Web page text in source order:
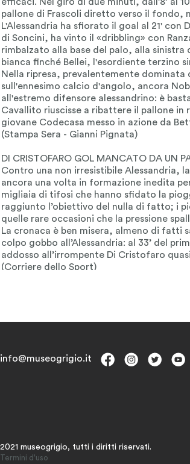
info@museogrigio.it
2021 museogrigio, tutti i diritti riservati.
Termini d'uso